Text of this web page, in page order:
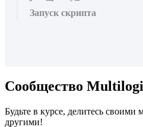
Запуск скрипта
Сообщество
Будьте в курсе, делитесь
другими!